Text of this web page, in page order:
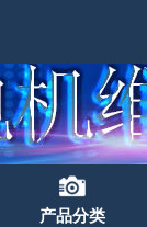
产品分类